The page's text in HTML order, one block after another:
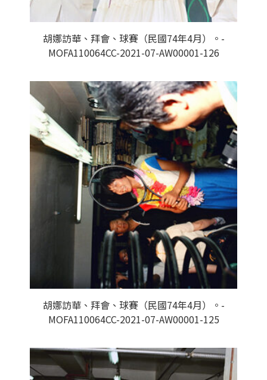
胡娜訪華、拜會、球賽（民國74年4月）。-
MOFA110064CC-2021-07-AW00001-126
胡娜訪華、拜會、球賽（民國74年4月）。-
MOFA110064CC-2021-07-AW00001-125